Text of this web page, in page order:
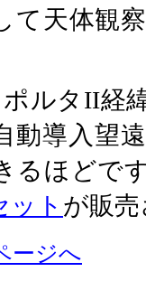
て天体観
ルタII経
動導入望
るほどで
ット が販
ージへ